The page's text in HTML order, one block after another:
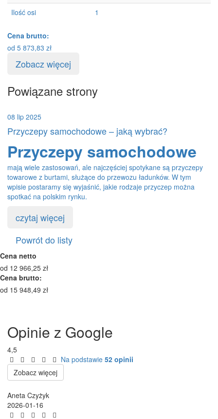
Ilość osi
1
Cena brutto:
od 5 873,83 zł
Zobacz więcej
Powiązane strony
08 lip 2025
Przyczepy samochodowe – jaką wybrać?
Przyczepy samochodowe
mają wiele zastosowań, ale najczęściej spotykane są przyczepy
towarowe z burtami, służące do przewozu ładunków. W tym
wpisie postaramy się wyjaśnić, jakie rodzaje przyczep można
spotkać na polskim rynku.
czytaj więcej
Powrót do listy
Cena netto
od 12 966,25 zł
Cena brutto:
od 15 948,49 zł
Opinie z Google
4,5
Na podstawie 52 opinii
Zobacz więcej
Aneta Czyżyk
2026-01-16